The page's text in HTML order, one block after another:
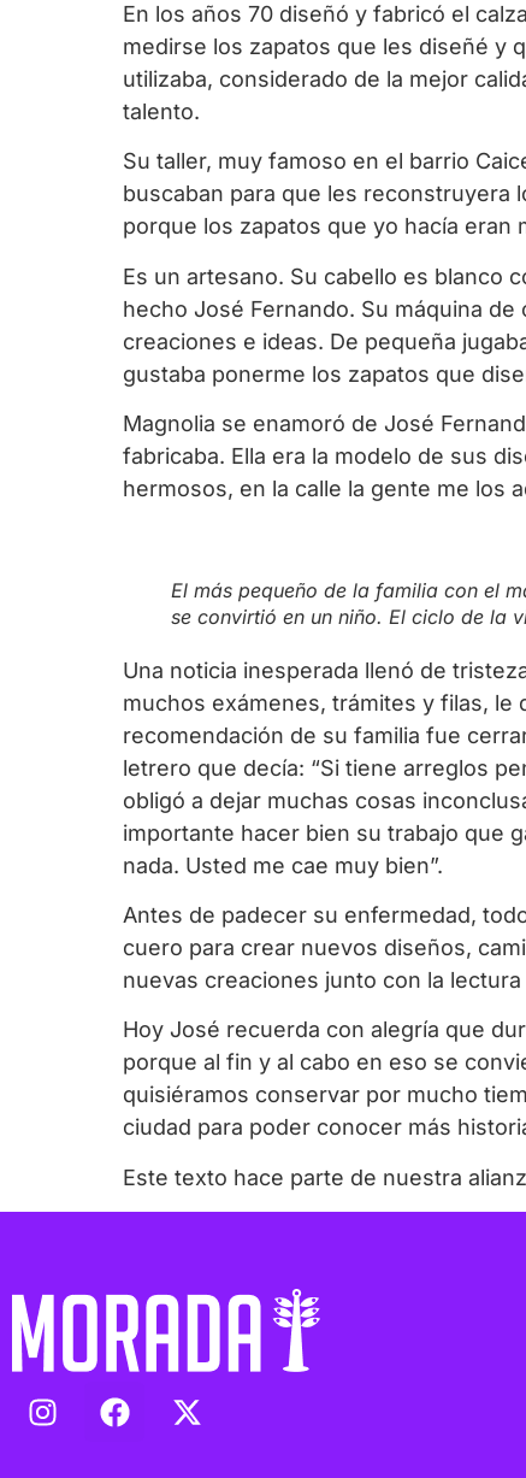
En los años 70 diseñó y fabricó el
medirse los zapatos que les diseñé y
utilizaba, considerado de la mejor
talento.
Su taller, muy famoso en el barrio
buscaban para que les reconstruyera
porque los zapatos que yo hacía eran
Es un artesano. Su cabello es blanco
hecho José Fernando. Su máquina
creaciones e ideas. De pequeña
gustaba ponerme los zapatos que
Magnolia se enamoró de José
fabricaba. Ella era la modelo de sus
hermosos, en la calle la gente me los
El más pequeño de la familia con el
se convirtió en un niño. El ciclo de la
Una noticia inesperada llenó de
muchos exámenes, trámites y filas, le
recomendación de su familia fue
letrero que decía: “Si tiene arreglos
obligó a dejar muchas cosas
importante hacer bien su trabajo que
nada. Usted me cae muy bien”.
Antes de padecer su enfermedad,
cuero para crear nuevos diseños,
nuevas creaciones junto con la
Hoy José recuerda con alegría que
porque al fin y al cabo en eso se
quisiéramos conservar por mucho
ciudad para poder conocer más
Este texto hace parte de nuestra